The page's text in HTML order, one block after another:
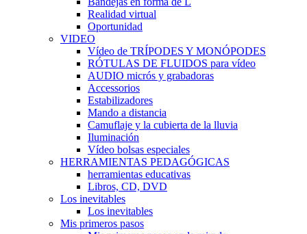
Realidad virtual
Oportunidad
VIDEO
Vídeo de TRÍPODES Y MONÓPODES
RÓTULAS DE FLUIDOS para vídeo
AUDIO micrós y grabadoras
Accessorios
Estabilizadores
Mando a distancia
Camuflaje y la cubierta de la lluvia
Iluminación
Vídeo bolsas especiales
HERRAMIENTAS PEDAGÓGICAS
herramientas educativas
Libros, CD, DVD
Los inevitables
Los inevitables
Mis primeros pasos